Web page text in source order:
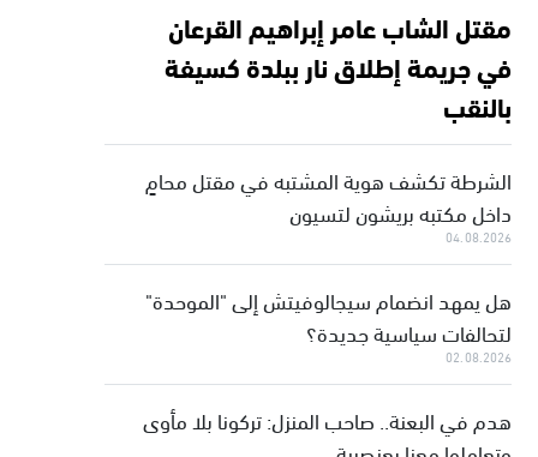
مقتل الشاب عامر إبراهيم القرعان
في جريمة إطلاق نار ببلدة كسيفة
بالنقب
الشرطة تكشف هوية المشتبه في مقتل محامٍ
داخل مكتبه بريشون لتسيون
04.08.2026
هل يمهد انضمام سيجالوفيتش إلى "الموحدة"
لتحالفات سياسية جديدة؟
02.08.2026
هدم في البعنة.. صاحب المنزل: تركونا بلا مأوى